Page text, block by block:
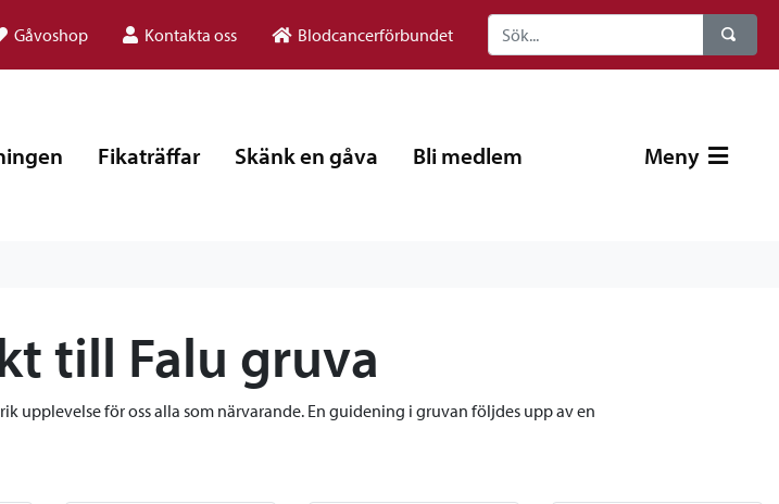
Gåvoshop Kontakta oss Blodcancerförbundet
Fikaträffar Skänk en gåva Bli medlem Meny
till Falu gruva
upplevelse för oss alla som närvarande. En guidening i gruvan följdes upp av en